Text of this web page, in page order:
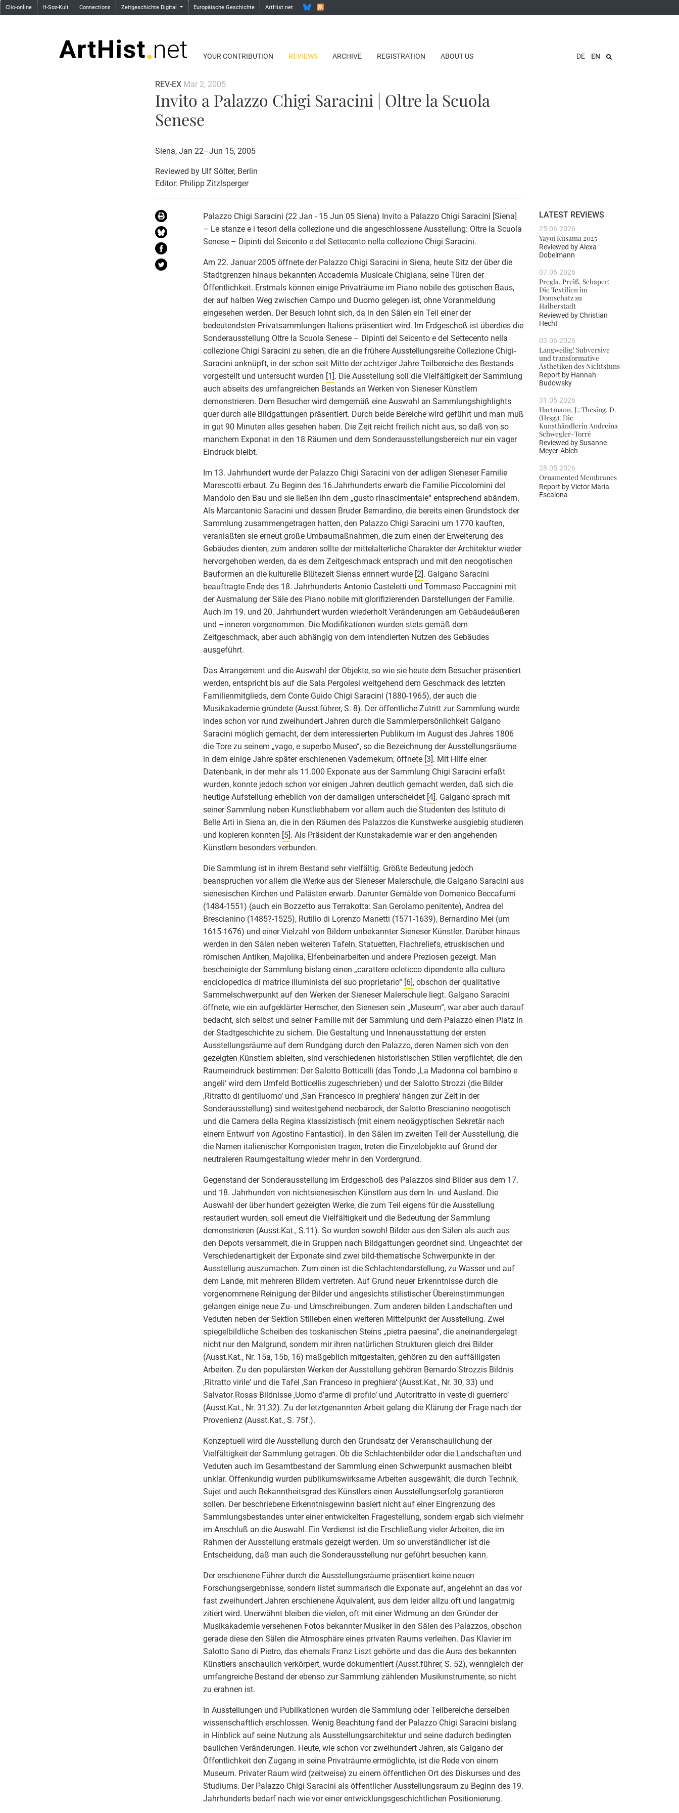
Clio-online H-Soz-Kult Connections Zeitgeschichte Digital Europäische Geschichte ArtHist.net
YOUR CONTRIBUTION REVIEWS ARCHIVE REGISTRATION ABOUT US DE EN
REV-EX Mar 2, 2005
Invito a Palazzo Chigi Saracini | Oltre la Scuola
Senese
Siena, Jan 22–Jun 15, 2005
Reviewed by Ulf Sölter, Berlin
Editor: Philipp Zitzlsperger
Palazzo Chigi Saracini (22 Jan - 15 Jun 05 Siena) Invito a Palazzo Chigi Saracini [Siena]
– Le stanze e i tesori della collezione und die angeschlossene Ausstellung: Oltre la Scuola
Senese – Dipinti del Seicento e del Settecento nella collezione Chigi Saracini.
Am 22. Januar 2005 öffnete der Palazzo Chigi Saracini in Siena, heute Sitz der über die
Stadtgrenzen hinaus bekannten Accademia Musicale Chigiana, seine Türen der
Öffentlichkeit. Erstmals können einige Privaträume im Piano nobile des gotischen Baus,
der auf halben Weg zwischen Campo und Duomo gelegen ist, ohne Voranmeldung
eingesehen werden. Der Besuch lohnt sich, da in den Sälen ein Teil einer der
bedeutendsten Privatsammlungen Italiens präsentiert wird. Im Erdgeschoß ist überdies die
Sonderausstellung Oltre la Scuola Senese – Dipinti del Seicento e del Settecento nella
collezione Chigi Saracini zu sehen, die an die frühere Ausstellungsreihe Collezione Chigi-
Saracini anknüpft, in der schon seit Mitte der achtziger Jahre Teilbereiche des Bestands
vorgestellt und untersucht wurden [1]. Die Ausstellung soll die Vielfältigkeit der Sammlung
auch abseits des umfangreichen Bestands an Werken von Sieneser Künstlern
demonstrieren. Dem Besucher wird demgemäß eine Auswahl an Sammlungshighlights
quer durch alle Bildgattungen präsentiert. Durch beide Bereiche wird geführt und man muß
in gut 90 Minuten alles gesehen haben. Die Zeit reicht freilich nicht aus, so daß von so
manchem Exponat in den 18 Räumen und dem Sonderausstellungsbereich nur ein vager
Eindruck bleibt.
Im 13. Jahrhundert wurde der Palazzo Chigi Saracini von der adligen Sieneser Familie
Marescotti erbaut. Zu Beginn des 16.Jahrhunderts erwarb die Familie Piccolomini del
Mandolo den Bau und sie ließen ihn dem „gusto rinascimentale“ entsprechend abändern.
Als Marcantonio Saracini und dessen Bruder Bernardino, die bereits einen Grundstock der
Sammlung zusammengetragen hatten, den Palazzo Chigi Saracini um 1770 kauften,
veranlaßten sie erneut große Umbaumaßnahmen, die zum einen der Erweiterung des
Gebäudes dienten, zum anderen sollte der mittelalterliche Charakter der Architektur wieder
hervorgehoben werden, da es dem Zeitgeschmack entsprach und mit den neogotischen
Bauformen an die kulturelle Blütezeit Sienas erinnert wurde [2]. Galgano Saracini
beauftragte Ende des 18. Jahrhunderts Antonio Casteletti und Tommaso Paccagnini mit
der Ausmalung der Säle des Piano nobile mit glorifizierenden Darstellungen der Familie.
Auch im 19. und 20. Jahrhundert wurden wiederholt Veränderungen am Gebäudeäußeren
und –inneren vorgenommen. Die Modifikationen wurden stets gemäß dem
Zeitgeschmack, aber auch abhängig von dem intendierten Nutzen des Gebäudes
ausgeführt.
Das Arrangement und die Auswahl der Objekte, so wie sie heute dem Besucher präsentiert
werden, entspricht bis auf die Sala Pergolesi weitgehend dem Geschmack des letzten
Familienmitglieds, dem Conte Guido Chigi Saracini (1880-1965), der auch die
Musikakademie gründete (Ausst.führer, S. 8). Der öffentliche Zutritt zur Sammlung wurde
indes schon vor rund zweihundert Jahren durch die Sammlerpersönlichkeit Galgano
Saracini möglich gemacht, der dem interessierten Publikum im August des Jahres 1806
die Tore zu seinem „vago, e superbo Museo“, so die Bezeichnung der Ausstellungsräume
in dem einige Jahre später erschienenen Vademekum, öffnete [3]. Mit Hilfe einer
Datenbank, in der mehr als 11.000 Exponate aus der Sammlung Chigi Saracini erfaßt
wurden, konnte jedoch schon vor einigen Jahren deutlich gemacht werden, daß sich die
heutige Aufstellung erheblich von der damaligen unterscheidet [4]. Galgano sprach mit
seiner Sammlung neben Kunstliebhabern vor allem auch die Studenten des Istituto di
Belle Arti in Siena an, die in den Räumen des Palazzos die Kunstwerke ausgiebig studieren
und kopieren konnten [5]. Als Präsident der Kunstakademie war er den angehenden
Künstlern besonders verbunden.
Die Sammlung ist in ihrem Bestand sehr vielfältig. Größte Bedeutung jedoch
beanspruchen vor allem die Werke aus der Sieneser Malerschule, die Galgano Saracini aus
sienesischen Kirchen und Palästen erwarb. Darunter Gemälde von Domenico Beccafumi
(1484-1551) (auch ein Bozzetto aus Terrakotta: San Gerolamo penitente), Andrea del
Brescianino (1485?-1525), Rutilio di Lorenzo Manetti (1571-1639), Bernardino Mei (um
1615-1676) und einer Vielzahl von Bildern unbekannter Sieneser Künstler. Darüber hinaus
werden in den Sälen neben weiteren Tafeln, Statuetten, Flachreliefs, etruskischen und
römischen Antiken, Majolika, Elfenbeinarbeiten und andere Preziosen gezeigt. Man
bescheinigte der Sammlung bislang einen „carattere ecleticco dipendente alla cultura
enciclopedica di matrice illuminista del suo proprietario“ [6], obschon der qualitative
Sammelschwerpunkt auf den Werken der Sieneser Malerschule liegt. Galgano Saracini
öffnete, wie ein aufgeklärter Herrscher, den Sienesen sein „Museum“, war aber auch darauf
bedacht, sich selbst und seiner Familie mit der Sammlung und dem Palazzo einen Platz in
der Stadtgeschichte zu sichern. Die Gestaltung und Innenausstattung der ersten
Ausstellungsräume auf dem Rundgang durch den Palazzo, deren Namen sich von den
gezeigten Künstlern ableiten, sind verschiedenen historistischen Stilen verpflichtet, die den
Raumeindruck bestimmen: Der Salotto Botticelli (das Tondo ‚La Madonna col bambino e
angeli‘ wird dem Umfeld Botticellis zugeschrieben) und der Salotto Strozzi (die Bilder
‚Ritratto di gentiluomo‘ und ‚San Francesco in preghiera‘ hängen zur Zeit in der
Sonderausstellung) sind weitestgehend neobarock, der Salotto Brescianino neogotisch
und die Camera della Regina klassizistisch (mit einem neoägyptischen Sekretär nach
einem Entwurf von Agostino Fantastici). In den Sälen im zweiten Teil der Ausstellung, die
die Namen italienischer Komponisten tragen, treten die Einzelobjekte auf Grund der
neutraleren Raumgestaltung wieder mehr in den Vordergrund.
Gegenstand der Sonderausstellung im Erdgeschoß des Palazzos sind Bilder aus dem 17.
und 18. Jahrhundert von nichtsienesischen Künstlern aus dem In- und Ausland. Die
Auswahl der über hundert gezeigten Werke, die zum Teil eigens für die Ausstellung
restauriert wurden, soll erneut die Vielfältigkeit und die Bedeutung der Sammlung
demonstrieren (Ausst.Kat., S.11). So wurden sowohl Bilder aus den Sälen als auch aus
den Depots versammelt, die in Gruppen nach Bildgattungen geordnet sind. Ungeachtet der
Verschiedenartigkeit der Exponate sind zwei bild-thematische Schwerpunkte in der
Ausstellung auszumachen. Zum einen ist die Schlachtendarstellung, zu Wasser und auf
dem Lande, mit mehreren Bildern vertreten. Auf Grund neuer Erkenntnisse durch die
vorgenommene Reinigung der Bilder und angesichts stilistischer Übereinstimmungen
gelangen einige neue Zu- und Umschreibungen. Zum anderen bilden Landschaften und
Veduten neben der Sektion Stilleben einen weiteren Mittelpunkt der Ausstellung. Zwei
spiegelbildliche Scheiben des toskanischen Steins „pietra paesina“, die aneinandergelegt
nicht nur den Malgrund, sondern mir ihren natürlichen Strukturen gleich drei Bilder
(Ausst.Kat., Nr. 15a, 15b, 16) maßgeblich mitgestalten, gehören zu den auffälligsten
Arbeiten. Zu den populärsten Werken der Ausstellung gehören Bernardo Strozzis Bildnis
‚Ritratto virile‘ und die Tafel ‚San Franceso in preghiera‘ (Ausst.Kat., Nr. 30, 33) und
Salvator Rosas Bildnisse ‚Uomo d’arme di profilo‘ und ‚Autoritratto in veste di guerriero‘
(Ausst.Kat., Nr. 31,32). Zu der letztgenannten Arbeit gelang die Klärung der Frage nach der
Provenienz (Ausst.Kat., S. 75f.).
Konzeptuell wird die Ausstellung durch den Grundsatz der Veranschaulichung der
Vielfältigkeit der Sammlung getragen. Ob die Schlachtenbilder oder die Landschaften und
Veduten auch im Gesamtbestand der Sammlung einen Schwerpunkt ausmachen bleibt
unklar. Offenkundig wurden publikumswirksame Arbeiten ausgewählt, die durch Technik,
Sujet und auch Bekanntheitsgrad des Künstlers einen Ausstellungserfolg garantieren
sollen. Der beschriebene Erkenntnisgewinn basiert nicht auf einer Eingrenzung des
Sammlungsbestandes unter einer entwickelten Fragestellung, sondern ergab sich vielmehr
im Anschluß an die Auswahl. Ein Verdienst ist die Erschließung vieler Arbeiten, die im
Rahmen der Ausstellung erstmals gezeigt werden. Um so unverständlicher ist die
Entscheidung, daß man auch die Sonderausstellung nur geführt besuchen kann.
Der erschienene Führer durch die Ausstellungsräume präsentiert keine neuen
Forschungsergebnisse, sondern listet summarisch die Exponate auf, angelehnt an das vor
fast zweihundert Jahren erschienene Äquivalent, aus dem leider allzu oft und langatmig
zitiert wird. Unerwähnt bleiben die vielen, oft mit einer Widmung an den Gründer der
Musikakademie versehenen Fotos bekannter Musiker in den Sälen des Palazzos, obschon
gerade diese den Sälen die Atmosphäre eines privaten Raums verleihen. Das Klavier im
Salotto Sano di Pietro, das ehemals Franz Liszt gehörte und das die Aura des bekannten
Künstlers anschaulich verkörpert, wurde dokumentiert (Ausst.führer, S. 52), wenngleich der
umfangreiche Bestand der ebenso zur Sammlung zählenden Musikinstrumente, so nicht
zu erahnen ist.
In Ausstellungen und Publikationen wurden die Sammlung oder Teilbereiche derselben
wissenschaftlich erschlossen. Wenig Beachtung fand der Palazzo Chigi Saracini bislang
in Hinblick auf seine Nutzung als Ausstellungsarchitektur und seine dadurch bedingten
baulichen Veränderungen. Heute, wie schon vor zweihundert Jahren, als Galgano der
Öffentlichkeit den Zugang in seine Privaträume ermöglichte, ist die Rede von einem
Museum. Privater Raum wird (zeitweise) zu einem öffentlichen Ort des Diskurses und des
Studiums. Der Palazzo Chigi Saracini als öffentlicher Ausstellungsraum zu Beginn des 19.
Jahrhunderts bedarf nach wie vor einer entwicklungsgeschichtlichen Positionierung.
LATEST REVIEWS
25.06.2026
Yayoi Kusama 2025
Reviewed byAlexa
Dobelmann
07.06.2026
Pregla, Preiß, Schaper:
Die Textilien im
Domschatz zu
Halberstadt
Reviewed byChristian
Hecht
03.06.2026
Langweilig! Subversive
und transformative
Ästhetiken des Nichtstuns
Report by Hannah
Budowsky
31.05.2026
Hartmann, J.; Thesing, D.
(Hrsg.): Die
Kunsthändlerin Andreina
Schwegler-Torré
Reviewed bySusanne
Meyer-Abich
28.05.2026
Ornamented Membranes
Report byVictor Maria
Escalona